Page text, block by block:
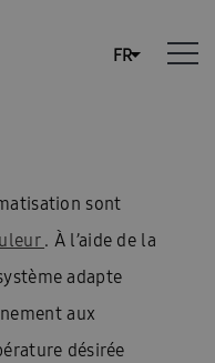
sont
. À l’aide de la
adapte
aux
désirée